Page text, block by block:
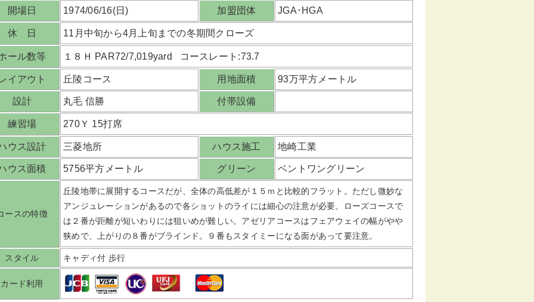
開場日 1974/06/16(日) 加盟団体 JGA･HGA
休 日 11月中旬から4月上旬までの冬期間クローズ
ール数等 １８Ｈ PAR72/7,019yard コースレート:73.7
イアウト 丘陵コース 用地面積 93万平方メートル
設計 丸毛 信勝 付帯設備
練習場 270Ｙ 15打席
ウス設計 三菱地所 ハウス施工 地崎工業
ウス面積 5756平方メートル グリーン ベントワングリーン
ースの特徴
丘陵地帯に展開するコースだが、全体の高低差が１５ｍと比較的フラット。ただし微妙な
アンジュレーションがあるので各ショットのライには細心の注意が必要。ローズコースで
は２番が距離が短いわりには狙いめが難しい。アゼリアコースはフェアウェイの幅がやや
狭めで、上がりの８番がブラインド。９番もスタイミーになる面があって要注意。
スタイル キャディ付 歩行
カード利用